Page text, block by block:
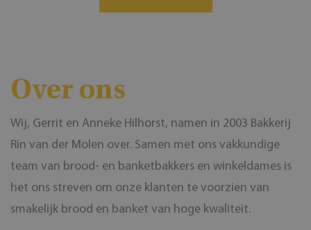
Over ons
Wij, Gerrit en Anneke Hilhorst, namen in 2003 Bakkerij
Rin van der Molen over. Samen met ons vakkundige
team van brood- en banketbakkers en winkeldames is
het ons streven om onze klanten te voorzien van
smakelijk brood en banket van hoge kwaliteit.